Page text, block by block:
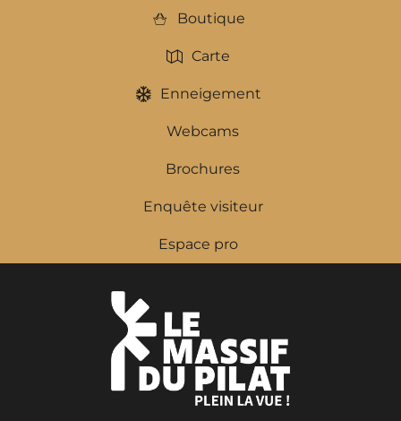
Boutique
Carte
Enneigement
Webcams
Brochures
Enquête visiteur
Espace pro